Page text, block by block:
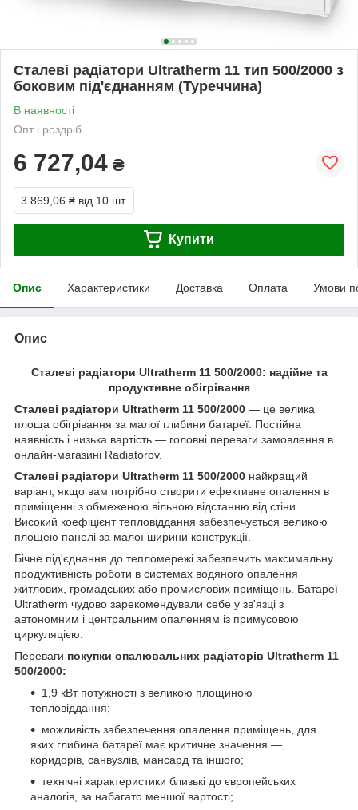
Сталеві радіатори Ultratherm 11 тип 500/2000 з
боковим під'єднанням (Туреччина)
В наявності
Опт і роздріб
6 727,04 ₴
3 869,06 ₴ від 10 шт.
Купити
Опис Характеристики Доставка Оплата Умови
Опис
Сталеві радіатори Ultratherm 11 500/2000: надійне та
продуктивне обігрівання
Сталеві радіатори Ultratherm 11 500/2000 — це велика
площа обігрівання за малої глибини батареї. Постійна
наявність і низька вартість — головні переваги замовлення в
онлайн-магазині Radiatorov.
Сталеві радіатори Ultratherm 11 500/2000 найкращий
варіант, якщо вам потрібно створити ефективне опалення в
приміщенні з обмеженою вільною відстанню від стіни.
Високий коефіцієнт тепловіддання забезпечується великою
площею панелі за малої ширини конструкції.
Бічне під'єднання до тепломережі забезпечить максимальну
продуктивність роботи в системах водяного опалення
житлових, громадських або промислових приміщень. Батареї
Ultratherm чудово зарекомендували себе у зв'язці з
автономним і центральним опаленням із примусовою
циркуляцією.
Переваги покупки опалювальних радіаторів Ultratherm 11
500/2000:
1,9 кВт потужності з великою площиною
тепловіддання;
можливість забезпечення опалення приміщень, для
яких глибина батареї має критичне значення —
коридорів, санвузлів, мансард та іншого;
технічні характеристики близькі до європейських
аналогів, за набагато меншої вартості;